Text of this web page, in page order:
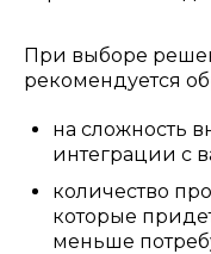
При выборе
рекомендуется
на сложность
интеграции с
количество
которые
меньше